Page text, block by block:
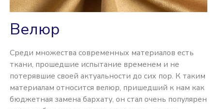
Велюр
Среди множества современных материалов есть
ткани, прошедшие испытание временем и не
потерявшие своей актуальности до сих пор. К таким
материалам относится велюр, пришедший к нам как
бюджетная замена бархату, он стал очень популярен